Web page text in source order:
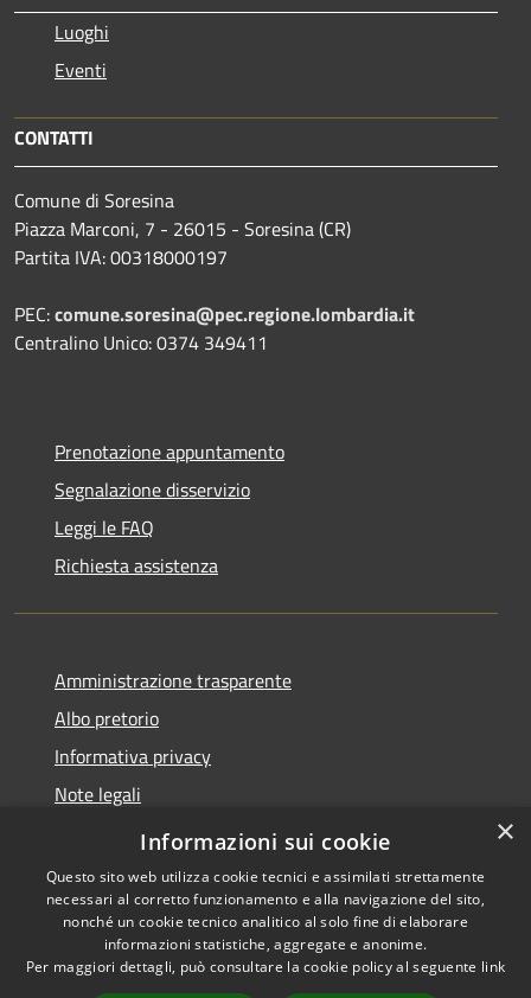
Luoghi
Eventi
CONTATTI
Comune di Soresina
Piazza Marconi, 7 - 26015 - Soresina (CR)
Partita IVA: 00318000197
PEC:comune.soresina@pec.regione.lombardia.it
Centralino Unico: 0374 349411
Prenotazione appuntamento
Segnalazione disservizio
Leggi le FAQ
Richiesta assistenza
Amministrazione trasparente
Albo pretorio
Informativa privacy
Note legali
Dichiarazione di accessibilità
Accessibilità
Copyright © 2026 • Comune di
Soresina • Powered by
×
Informazioni sui cookie
Questo sito web utilizza cookie tecnici e assimilati strettamente
necessari al corretto funzionamento e alla navigazione del sito,
nonché un cookie tecnico analitico al solo fine di elaborare
informazioni statistiche, aggregate e anonime.
Per maggiori dettagli, può consultare la cookie policy al seguente link